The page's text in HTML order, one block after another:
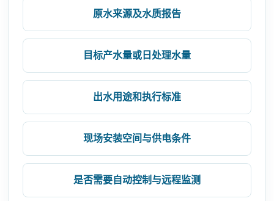
原水来源及水质报告
目标产水量或日处理水量
出水用途和执行标准
现场安装空间与供电条件
是否需要自动控制与远程监测